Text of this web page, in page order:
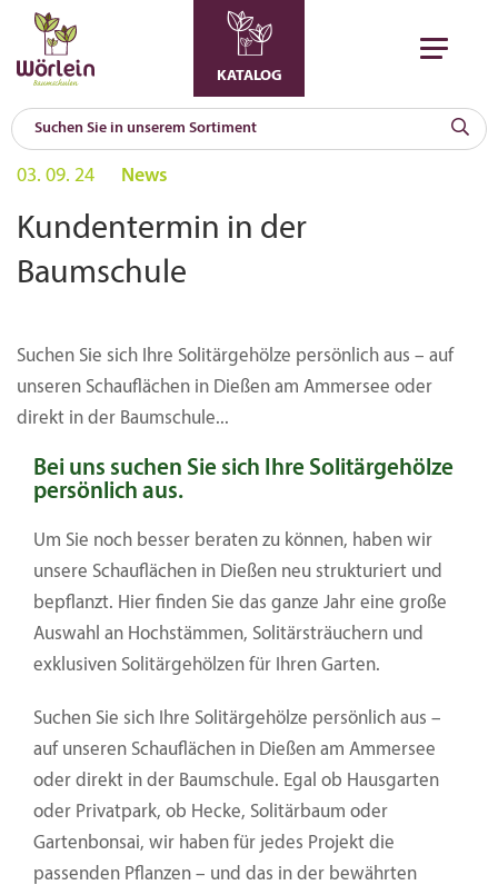
KATALOG
03. 09. 24 News
Kundentermin in der
Baumschule
Suchen Sie sich Ihre Solitärgehölze persönlich aus – auf
unseren Schauflächen in Dießen am Ammersee oder
direkt in der Baumschule...
Bei uns suchen Sie sich Ihre Solitärgehölze
persönlich aus.
Um Sie noch besser beraten zu können, haben wir
unsere Schauflächen in Dießen neu strukturiert und
bepflanzt. Hier finden Sie das ganze Jahr eine große
Auswahl an Hochstämmen, Solitärsträuchern und
exklusiven Solitärgehölzen für Ihren Garten.
Suchen Sie sich Ihre Solitärgehölze persönlich aus –
auf unseren Schauflächen in Dießen am Ammersee
oder direkt in der Baumschule. Egal ob Hausgarten
oder Privatpark, ob Hecke, Solitärbaum oder
Gartenbonsai, wir haben für jedes Projekt die
passenden Pflanzen – und das in der bewährten